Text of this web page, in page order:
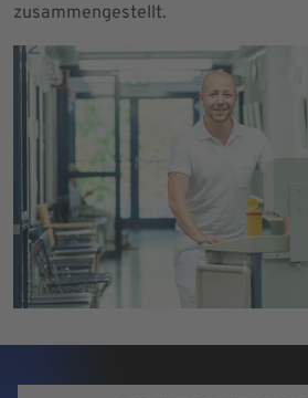
zusammengestellt.